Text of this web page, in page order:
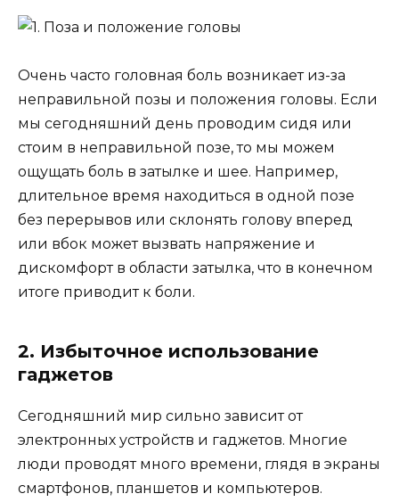
Очень часто головная боль возникает из-за
неправильной позы и положения головы. Если
мы сегодняшний день проводим сидя или
стоим в неправильной позе, то мы можем
ощущать боль в затылке и шее. Например,
длительное время находиться в одной позе
без перерывов или склонять голову вперед
или вбок может вызвать напряжение и
дискомфорт в области затылка, что в конечном
итоге приводит к боли.
2. Избыточное использование
гаджетов
Сегодняшний мир сильно зависит от
электронных устройств и гаджетов. Многие
люди проводят много времени, глядя в экраны
смартфонов, планшетов и компьютеров.